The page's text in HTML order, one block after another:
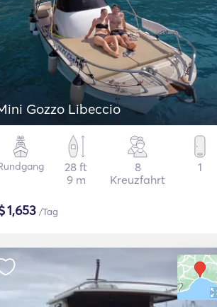
Gozzo Libeccio
28 ft
9 m
8
Kreuzfahrt
1
1,653 /Tag